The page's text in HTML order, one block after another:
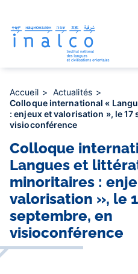
contenu
principal
Accueil
Actualités
Colloque international «
: enjeux et valorisation », le 17
visioconférence
Colloque
Langues et
minoritaires :
valorisation », le
septembre, en
visioconférence